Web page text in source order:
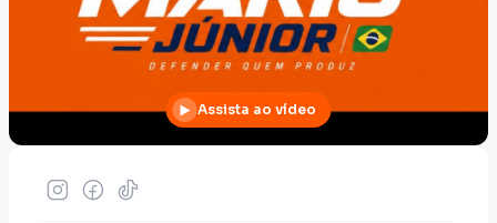
Assista ao vídeo